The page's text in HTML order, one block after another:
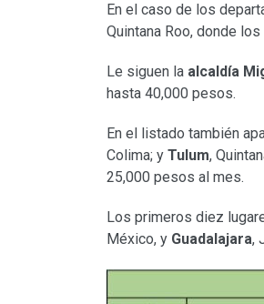
En el caso de los
Quintana Roo, donde
Le siguen la alcaldía
hasta 40,000 pesos.
En el listado también
Colima; y Tulum,
25,000 pesos al mes.
Los primeros diez
México, y Guadalajara,